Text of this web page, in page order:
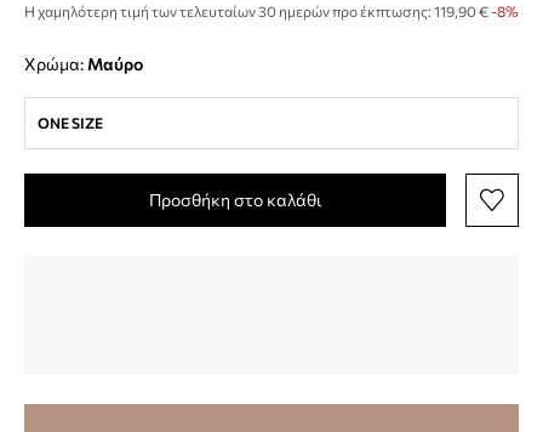
Η χαμηλότερη τιμή των τελευταίων 30 ημερών προ έκπτωσης: 119,90 € -8%
Χρώμα: μαύρο
ONE SIZE
Προσθήκη στο καλάθι